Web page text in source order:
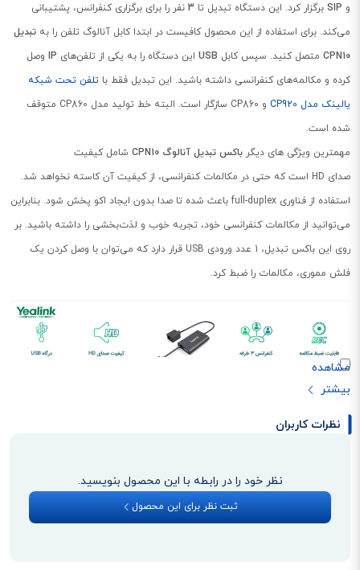
وSIPبرگزار کرد. این دستگاه تبدیل تا3 نفر را برای برگزاری کنفرانس، پشتیبانی
می‌کند. برای استفاده از این محصول کافیست در ابتدا کابل آنالوگ تلفن را بهتبدیل
CPN10متصل کنید. سپس کابلUSBاین دستگاه را به یکی از تلفن‌هایIPوصل
کرده و مکالمه‌های کنفرانسی داشته باشید. این تبدیل فقط باتلفن تحت شبکه
یالینک مدل CP920
و CP860 سازگار است. البته خط تولید مدل CP860 متوقف
شده است.
مهمترین ویژگی های دیگرباکس تبدیل آنالوگ CPN10
شامل کیفیت
صدای HD است که حتی در مکالمات کنفرانسی، از کیفیت آن کاسته نخواهد شد.
استفاده از فناوری full-duplex باعث شده تا صدا بدون ایجاد اکو پخش شود. بنابراین
می‌توانید از مکالمات کنفرانسی خود، تجربه خوب و لذت‌بخشی را داشته باشید. بر
روی این باکس تبدیل، 1 عدد ورودی USB قرار دارد که می‌توان با وصل کردن یک
فلش مموری، مکالمات را ضبط کرد.
امروزه استفاده از خطوط
محصول، راحتی در برگزاری جلسات تلفنی است که یالینک با شناسایی نیازهای
مشتریان و مشکلات آنها، تحولی جدید در تبدیل داده‌های آنالوگ ایجاد کرده است
نظرات کاربران
نظر خود را در رابطه با این محصول بنویسید.
ثبت نظر برای این محصول